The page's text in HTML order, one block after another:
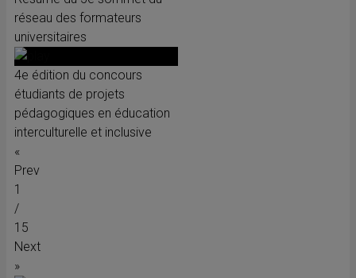
réseau des formateurs
universitaires
4e édition du concours
étudiants de projets
pédagogiques en éducation
interculturelle et inclusive
«
Prev
1
/
15
Next
»